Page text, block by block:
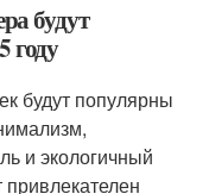
будут
году
будут популярны
и экологичный